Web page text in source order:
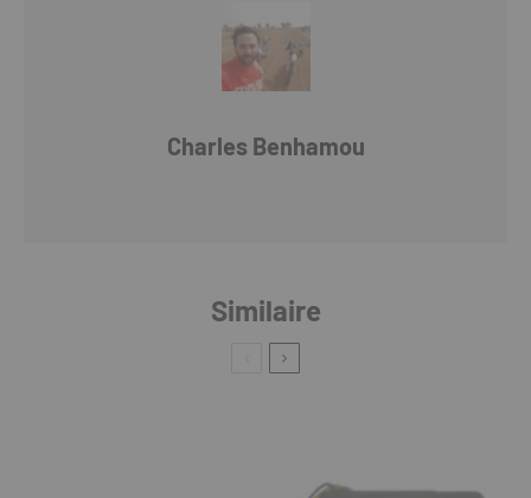
Charles Benhamou
Similaire